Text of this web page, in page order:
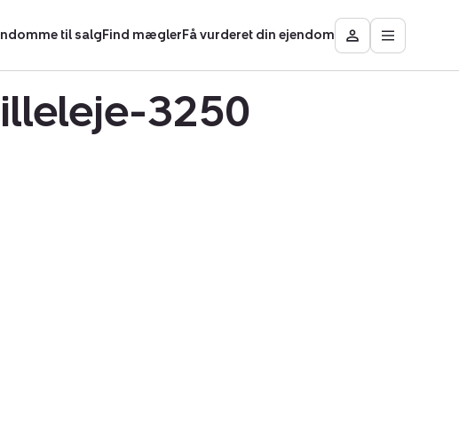
til salgFind mæglerFå vurderet din ejendom
Besøg
Mit
Åbn
3250